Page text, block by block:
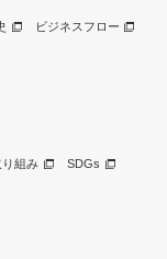
ビジネスフロー
組み SDGs